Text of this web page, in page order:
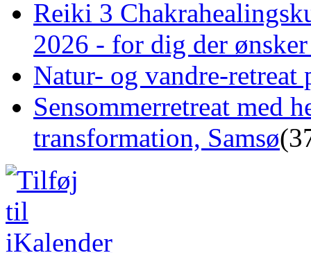
Reiki 3
2026 - for dig der
Natur- og vandre-retreat
Sensommerretreat med
transformation, Samsø